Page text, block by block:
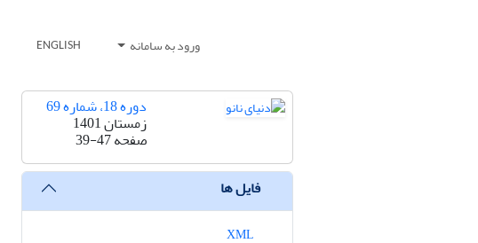
ورود به سامانه ENGLISH
دوره 18، شماره 69
زمستان 1401
صفحه39-47
فایل ها